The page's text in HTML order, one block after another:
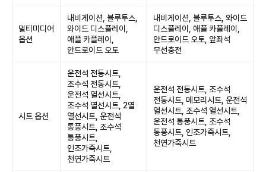
멀티미디어
옵션
내비게이션, 블루투스,
와이드 디스플레이,
애플 카플레이,
안드로이드 오토
내비게이션, 블루투스, 와이드
디스플레이, 애플 카플레이,
안드로이드 오토, 앞좌석
무선충전
시트 옵션
운전석 전동시트,
조수석 전동시트,
운전석 열선시트,
조수석 열선시트, 2열
열선시트, 운전석
통풍시트, 조수석
통풍시트,
인조가죽시트,
천연가죽시트
운전석 전동시트, 조수석
전동시트, 메모리시트, 운전석
열선시트, 조수석 열선시트,
운전석 통풍시트, 조수석
통풍시트, 인조가죽시트,
천연가죽시트